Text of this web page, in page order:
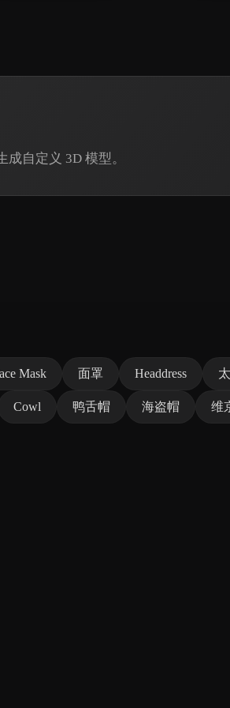
自定义 3D 模型。
Mask 面罩 Headdress
Cowl 鸭舌帽 海盗帽 维